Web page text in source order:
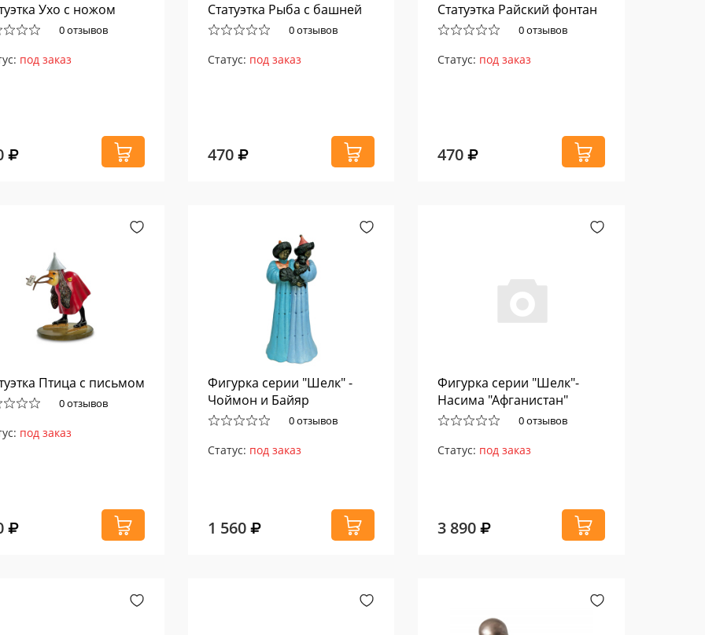
Ухо с ножом
0 отзывов
под заказ
Статуэтка Рыба с башней
0 отзывов
Статус: под заказ
470
Статуэтка Райский фонтан
0 отзывов
Статус: под заказ
470
Птица с письмом
0 отзывов
под заказ
Фигурка серии "Шелк" -
Чоймон и Байяр
0 отзывов
Статус: под заказ
1 560
Фигурка серии "Шелк"-
Насима "Афганистан"
0 отзывов
Статус: под заказ
3 890